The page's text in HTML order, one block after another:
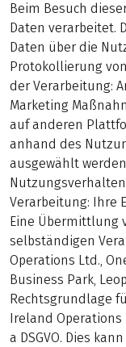
Beim Besuch
Daten verarbeitet.
Daten über die
Protokollierung
der Verarbeitung:
Marketing
auf anderen
anhand des
ausgewählt
Verarbeitung: Ihre
Eine Übermittlung
selbständigen
Operations Ltd.,
Business Park,
Rechtsgrundlage
Ireland
a DSGVO. Dies